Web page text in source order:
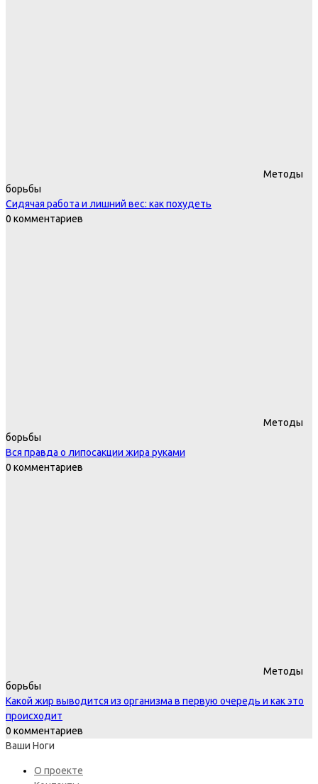
Методы
борьбы
Сидячая работа и лишний вес: как похудеть
0 комментариев
Методы
борьбы
Вся правда о липосакции жира руками
0 комментариев
Методы
борьбы
Какой жир выводится из организма в первую очередь и как это
происходит
0 комментариев
Ваши Ноги
О проекте